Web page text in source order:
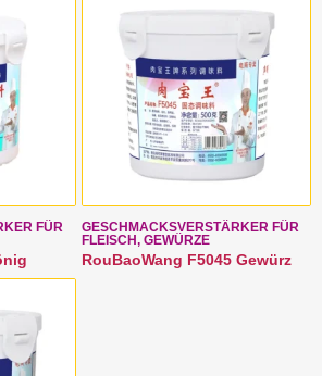
FÜR
GESCHMACKSVERSTÄRKER FÜR
FLEISCH, GEWÜRZE
RouBaoWang F5045 Gewürz